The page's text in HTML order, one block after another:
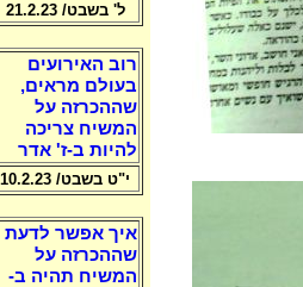
ל' בשבט/ 21.2.23
רוב האירועים
בעולם מראים,
שההכרזה על
המשיח צריכה
להיות ב-ז' אדר
י"ט בשבט/ 10.2.23
איך אפשר לדעת
שההכרזה על
המשיח תהיה ב-